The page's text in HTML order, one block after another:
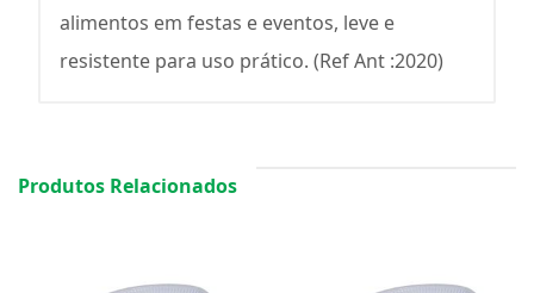
alimentos em festas e eventos, leve e
resistente para uso prático. (Ref Ant :2020)
Produtos Relacionados